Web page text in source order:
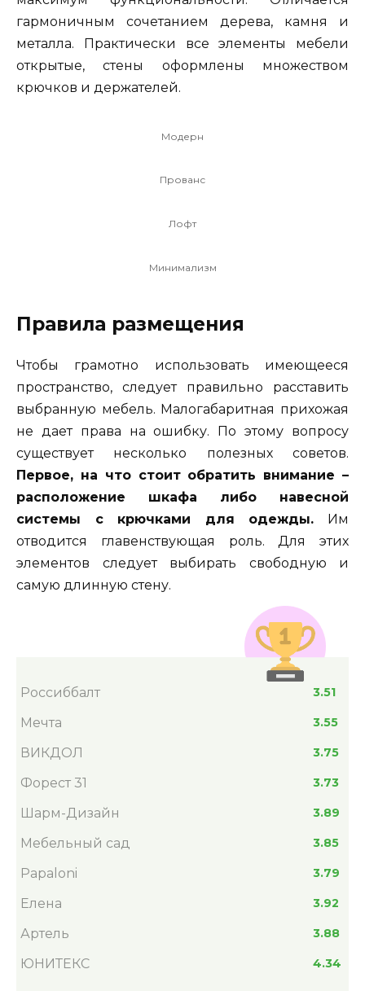
гармоничным сочетанием дерева, камня и
металла. Практически все элементы мебели
открытые, стены оформлены множеством
крючков и держателей.
Модерн
Прованс
Лофт
Минимализм
Правила размещения
Чтобы грамотно использовать имеющееся
пространство, следует правильно расставить
выбранную мебель. Малогабаритная прихожая
не дает права на ошибку. По этому вопросу
существует несколько полезных советов.
Первое, на что стоит обратить внимание –
расположение шкафа либо навесной
системы с крючками для одежды. Им
отводится главенствующая роль. Для этих
элементов следует выбирать свободную и
самую длинную стену.
Россиббалт 3.51
Мечта 3.55
ВИКДОЛ 3.75
Форест 31 3.73
Шарм-Дизайн 3.89
Мебельный сад 3.85
Papaloni 3.79
Елена 3.92
Артель 3.88
ЮНИТЕКС 4.34